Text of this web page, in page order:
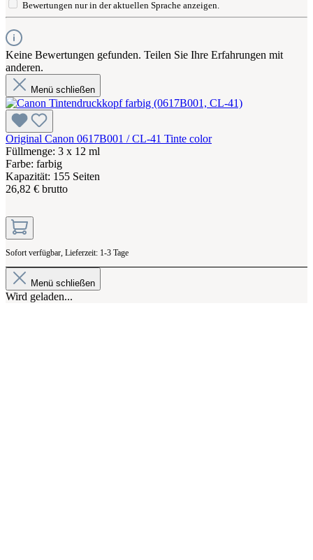
Bewertungen nur in der aktuellen Sprache anzeigen.
Keine Bewertungen gefunden. Teilen Sie Ihre Erfahrungen mit
anderen.
Menü schließen
Original Canon 0617B001 / CL-41 Tinte color
Füllmenge: 3 x 12 ml
Farbe: farbig
Kapazität: 155 Seiten
26,82 € brutto
Sofort verfügbar, Lieferzeit: 1-3 Tage
Menü schließen
Wird geladen...